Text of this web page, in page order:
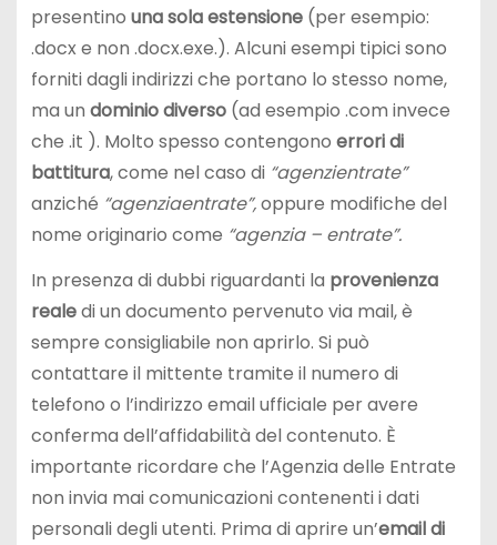
presentino una sola estensione(per esempio:
.docx e non .docx.exe.). Alcuni esempi tipici sono
forniti dagli indirizzi che portano lo stesso nome,
ma un dominio diverso(ad esempio .com invece
che .it ). Molto spesso contengono errori di
battitura, come nel caso di “agenzientrate”
anziché “agenziaentrate”,oppure modifiche del
nome originario come “agenzia – entrate”.
In presenza di dubbi riguardanti la provenienza
realedi un documento pervenuto via mail, è
sempre consigliabile non aprirlo. Si può
contattare il mittente tramite il numero di
telefono o l’indirizzo email ufficiale per avere
conferma dell’affidabilità del contenuto. È
importante ricordare che l’Agenzia delle Entrate
non invia mai comunicazioni contenenti i dati
personali degli utenti. Prima di aprire un’email di